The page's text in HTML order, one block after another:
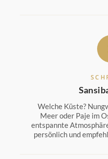
Welche Küste?
Meer oder Paje im
entspannte
persönlich und